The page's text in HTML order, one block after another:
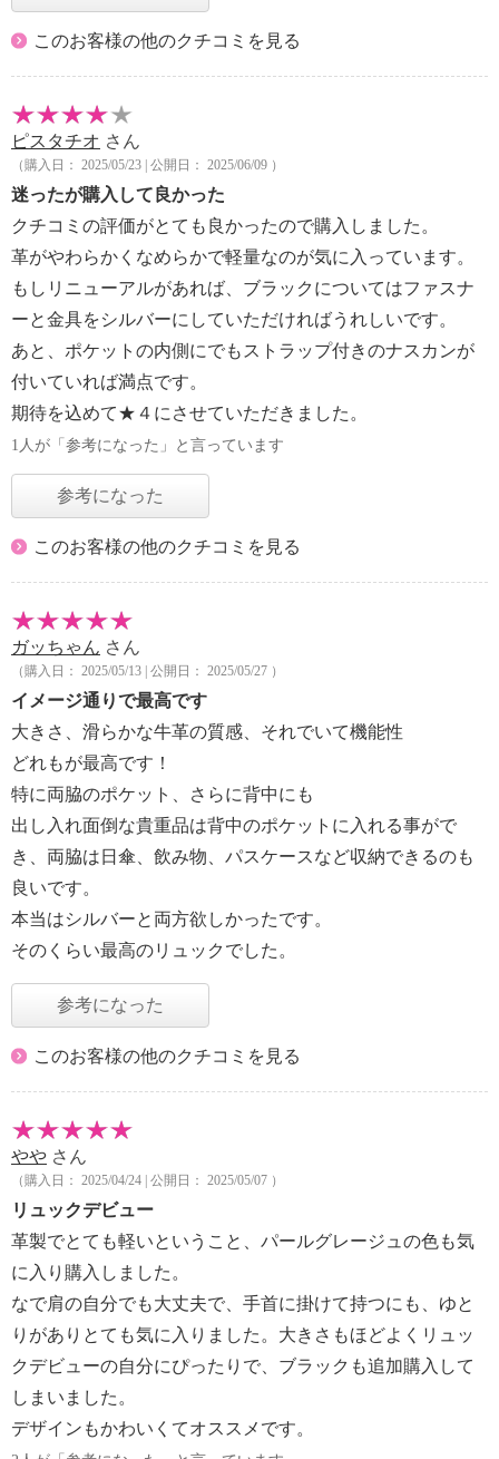
このお客様の他のクチコミを見る
ピスタチオ さん
（購入日： 2025/05/23 | 公開日： 2025/06/09 ）
迷ったが購入して良かった
クチコミの評価がとても良かったので購入しました。
革がやわらかくなめらかで軽量なのが気に入っています。
もしリニューアルがあれば、ブラックについてはファスナ
ーと金具をシルバーにしていただければうれしいです。
あと、ポケットの内側にでもストラップ付きのナスカンが
付いていれば満点です。
期待を込めて★４にさせていただきました。
1人が「参考になった」と言っています
参考になった
このお客様の他のクチコミを見る
ガッちゃん さん
（購入日： 2025/05/13 | 公開日： 2025/05/27 ）
イメージ通りで最高です
大きさ、滑らかな牛革の質感、それでいて機能性
どれもが最高です！
特に両脇のポケット、さらに背中にも
出し入れ面倒な貴重品は背中のポケットに入れる事がで
き、両脇は日傘、飲み物、パスケースなど収納できるのも
良いです。
本当はシルバーと両方欲しかったです。
そのくらい最高のリュックでした。
参考になった
このお客様の他のクチコミを見る
やや さん
（購入日： 2025/04/24 | 公開日： 2025/05/07 ）
リュックデビュー
革製でとても軽いということ、パールグレージュの色も気
に入り購入しました。
なで肩の自分でも大丈夫で、手首に掛けて持つにも、ゆと
りがありとても気に入りました。大きさもほどよくリュッ
クデビューの自分にぴったりで、ブラックも追加購入して
しまいました。
デザインもかわいくてオススメです。